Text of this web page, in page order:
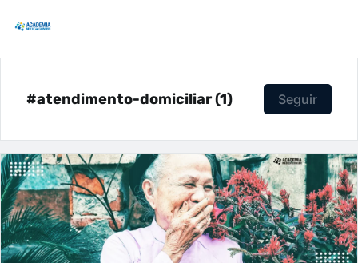
#atendimento-domiciliar (1) Seguir